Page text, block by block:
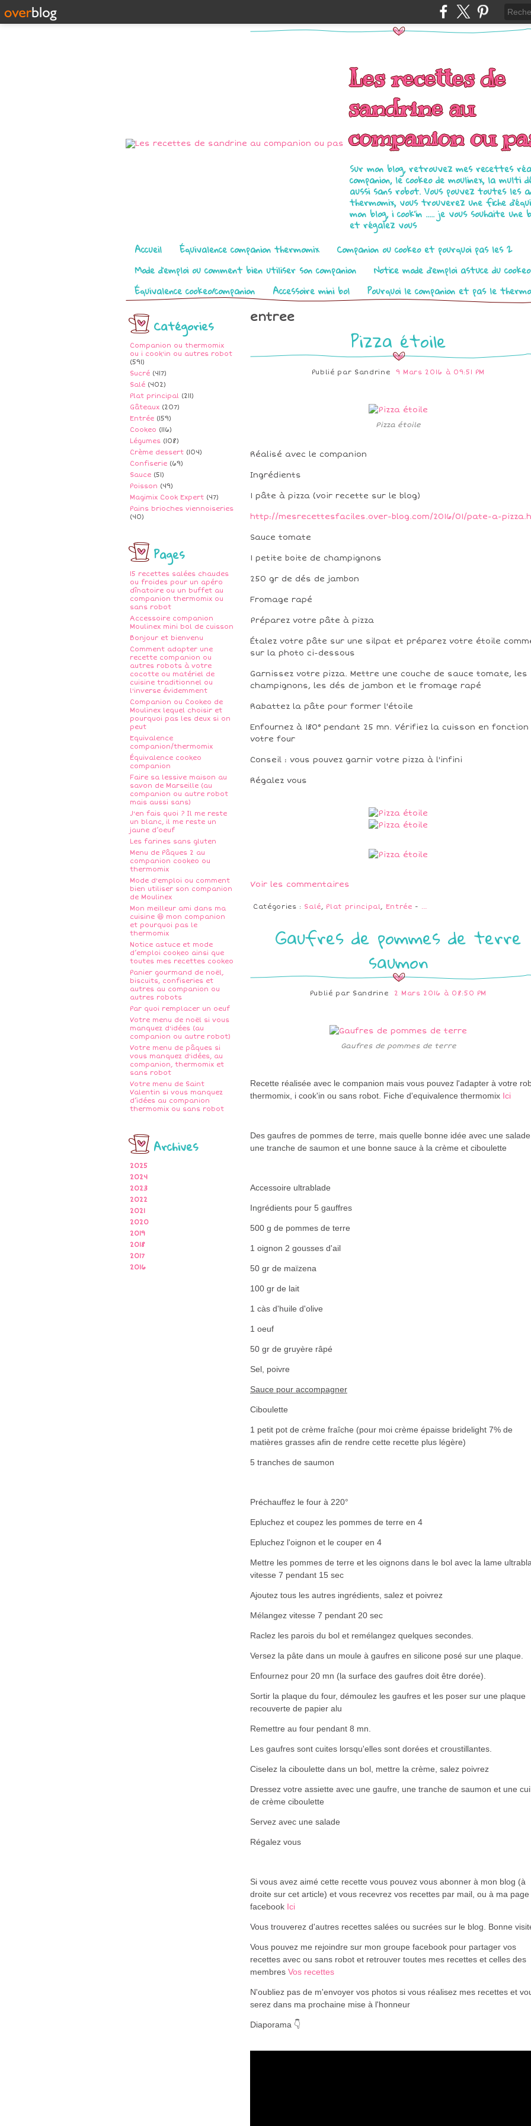
Les recettes de
sandrine au
companion ou
Sur mon blog, retrouvez mes recettes
companion, le cookeo de moulinex, la multi
aussi sans robot. Vous pouvez toutes les
thermomix, vous trouverez une fiche
mon blog, i cook'in ..... je vous souhaite une
et régalez vous
Pages
Accueil Équivalence companion thermomix
Companion ou cookeo et pourquoi pas les 2
Mode d’emploi ou comment bien utiliser son companion
Notice mode d’emploi astuce du
Équivalence cookeo/companion
Accessoire mini bol Pourquoi le companion et pas le
Catégories
Companion ou thermomix
ou i cook'in ou autres robot
(591)
Sucré (417)
Salé (402)
Plat principal (211)
Gâteaux (207)
Entrée (159)
Cookeo (116)
Légumes (108)
Crème dessert (104)
Confiserie (69)
Sauce (51)
Poisson (49)
Magimix Cook Expert (47)
Pains brioches viennoiseries
(40)
Pages
15 recettes salées chaudes
ou froides pour un apéro
dînatoire ou un buffet au
companion thermomix ou
sans robot
Accessoire companion
Moulinex mini bol de cuisson
Bonjour et bienvenu
Comment adapter une
recette companion ou
autres robots à votre
cocotte ou matériel de
cuisine traditionnel ou
l'inverse évidemment
Companion ou Cookeo de
Moulinex lequel choisir et
pourquoi pas les deux si on
peut
Equivalence
companion/thermomix
Équivalence cookeo
companion
Faire sa lessive maison au
savon de Marseille (au
companion ou autre robot
mais aussi sans)
J'en fais quoi ? Il me reste
un blanc, il me reste un
jaune d’oeuf
Les farines sans gluten
Menu de Pâques 2 au
companion cookeo ou
thermomix
Mode d'emploi ou comment
bien utiliser son companion
de Moulinex
Mon meilleur ami dans ma
cuisine 😆 mon companion
et pourquoi pas le
thermomix
Notice astuce et mode
d’emploi cookeo ainsi que
toutes mes recettes cookeo
Panier gourmand de noël,
biscuits, confiseries et
autres au companion ou
autres robots
Par quoi remplacer un oeuf
Votre menu de noël si vous
manquez d'idées (au
companion ou autre robot)
Votre menu de pâques si
vous manquez d'idées, au
companion, thermomix et
sans robot
Votre menu de Saint
Valentin si vous manquez
d’idées au companion
thermomix ou sans robot
Archives
2025
2024
2023
2022
2021
2020
2019
2018
2017
2016
entree
Pizza étoile
Publié par Sandrine 9 Mars 2016 à 09:51 PM
Pizza étoile
Réalisé avec le companion
Ingrédients
1 pâte à pizza (voir recette sur le blog)
http://mesrecettesfaciles.over-blog.com/2016/01/pate-a-
Sauce tomate
1 petite boite de champignons
250 gr de dés de jambon
Fromage rapé
Préparez votre pâte à pizza
Étalez votre pâte sur une silpat et préparez votre étoile
sur la photo ci-dessous
Garnissez votre pizza. Mettre une couche de sauce tomate, les
champignons, les dés de jambon et le fromage rapé
Rabattez la pâte pour former l'étoile
Enfournez à 180° pendant 25 mn. Vérifiez la cuisson en fonction
votre four
Conseil : vous pouvez garnir votre pizza à l'infini
Régalez vous
Voir les commentaires
Catégories : Salé, Plat principal, Entrée - …
Gaufres de pommes de terre
saumon
Publié par Sandrine 2 Mars 2016 à 08:50 PM
Gaufres de pommes de terre
Recette réalisée avec le companion mais vous pouvez l'adapter à votre
thermomix, i cook'in ou sans robot. Fiche d'equivalence thermomix Ici
Des gaufres de pommes de terre, mais quelle bonne idée avec une
une tranche de saumon et une bonne sauce à la crème et ciboulette
Accessoire ultrablade
Ingrédients pour 5 gauffres
500 g de pommes de terre
1 oignon 2 gousses d'ail
50 gr de maïzena
100 gr de lait
1 càs d'huile d'olive
1 oeuf
50 gr de gruyère râpé
Sel, poivre
Sauce pour accompagner
Ciboulette
1 petit pot de crème fraîche (pour moi crème épaisse bridelight 7% de
matières grasses afin de rendre cette recette plus légère)
5 tranches de saumon
Préchauffez le four à 220°
Epluchez et coupez les pommes de terre en 4
Epluchez l'oignon et le couper en 4
Mettre les pommes de terre et les oignons dans le bol avec la lame
vitesse 7 pendant 15 sec
Ajoutez tous les autres ingrédients, salez et poivrez
Mélangez vitesse 7 pendant 20 sec
Raclez les parois du bol et remélangez quelques secondes.
Versez la pâte dans un moule à gaufres en silicone posé sur une plaque.
Enfournez pour 20 mn (la surface des gaufres doit être dorée).
Sortir la plaque du four, démoulez les gaufres et les poser sur une plaque
recouverte de papier alu
Remettre au four pendant 8 mn.
Les gaufres sont cuites lorsqu'elles sont dorées et croustillantes.
Ciselez la ciboulette dans un bol, mettre la crème, salez poivrez
Dressez votre assiette avec une gaufre, une tranche de saumon et une
de crème ciboulette
Servez avec une salade
Régalez vous
Si vous avez aimé cette recette vous pouvez vous abonner à mon blog (à
droite sur cet article) et vous recevrez vos recettes par mail, ou à ma page
facebook Ici
Vous trouverez d'autres recettes salées ou sucrées sur le blog. Bonne
Vous pouvez me rejoindre sur mon groupe facebook pour partager vos
recettes avec ou sans robot et retrouver toutes mes recettes et celles des
membres Vos recettes
N'oubliez pas de m'envoyer vos photos si vous réalisez mes recettes et
serez dans ma prochaine mise à l'honneur
Diaporama 👇